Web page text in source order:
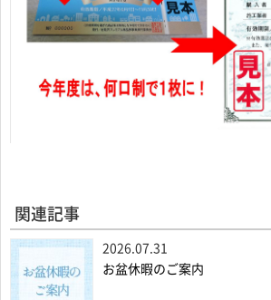
関連記事
2026.07.31
お盆休暇のご案内